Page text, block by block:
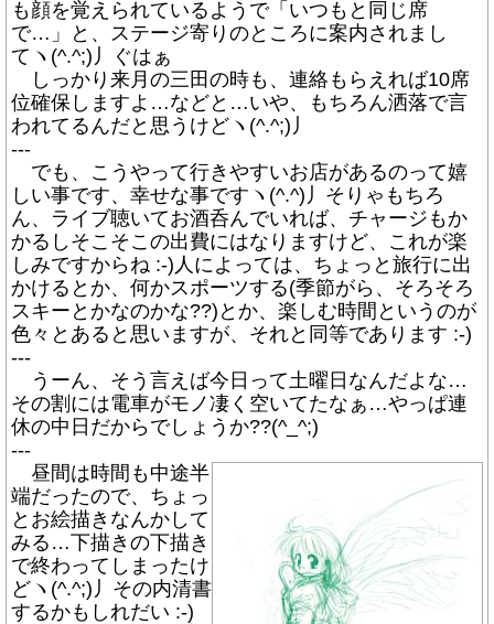
も顔を覚えられているようで「いつもと同じ席
で…」と、ステージ寄りのところに案内されまし
てヽ(^.^;)丿ぐはぁ
しっかり来月の三田の時も、連絡もらえれば10席
位確保しますよ…などと…いや、もちろん洒落で言
われてるんだと思うけどヽ(^.^;)丿
---
でも、こうやって行きやすいお店があるのって嬉
しい事です、幸せな事ですヽ(^.^)丿そりゃもちろ
ん、ライブ聴いてお酒呑んでいれば、チャージもか
かるしそこそこの出費にはなりますけど、これが楽
しみですからね :-)人によっては、ちょっと旅行に出
かけるとか、何かスポーツする(季節がら、そろそろ
スキーとかなのかな??)とか、楽しむ時間というのが
色々とあると思いますが、それと同等であります :-)
---
うーん、そう言えば今日って土曜日なんだよな…
その割には電車がモノ凄く空いてたなぁ…やっぱ連
休の中日だからでしょうか??(^_^;)
---
昼間は時間も中途半
端だったので、ちょっ
とお絵描きなんかして
みる…下描きの下描き
で終わってしまったけ
どヽ(^.^;)丿その内清書
するかもしれだい :-)